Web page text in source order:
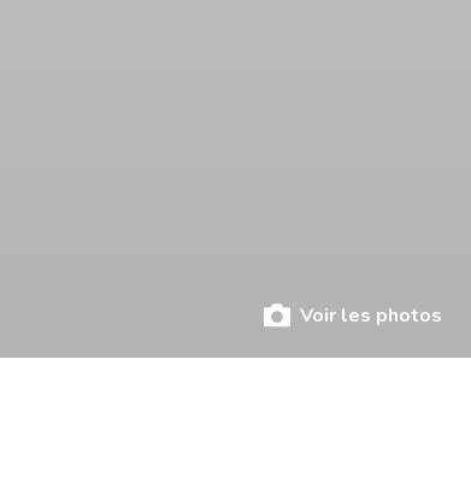
Voir les photos